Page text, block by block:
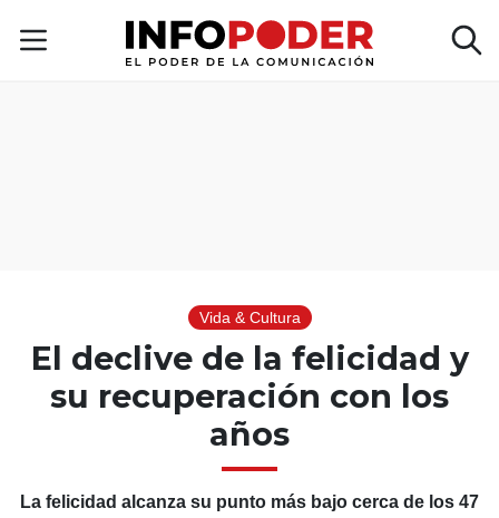
Vida & Cultura
El declive de la felicidad y
su recuperación con los
años
La felicidad alcanza su punto más bajo cerca de los 47